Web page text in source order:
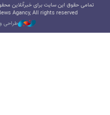
تمامی حقوق این سایت برای خبرآنلاین
Agancy, All rights reserved
طراحی